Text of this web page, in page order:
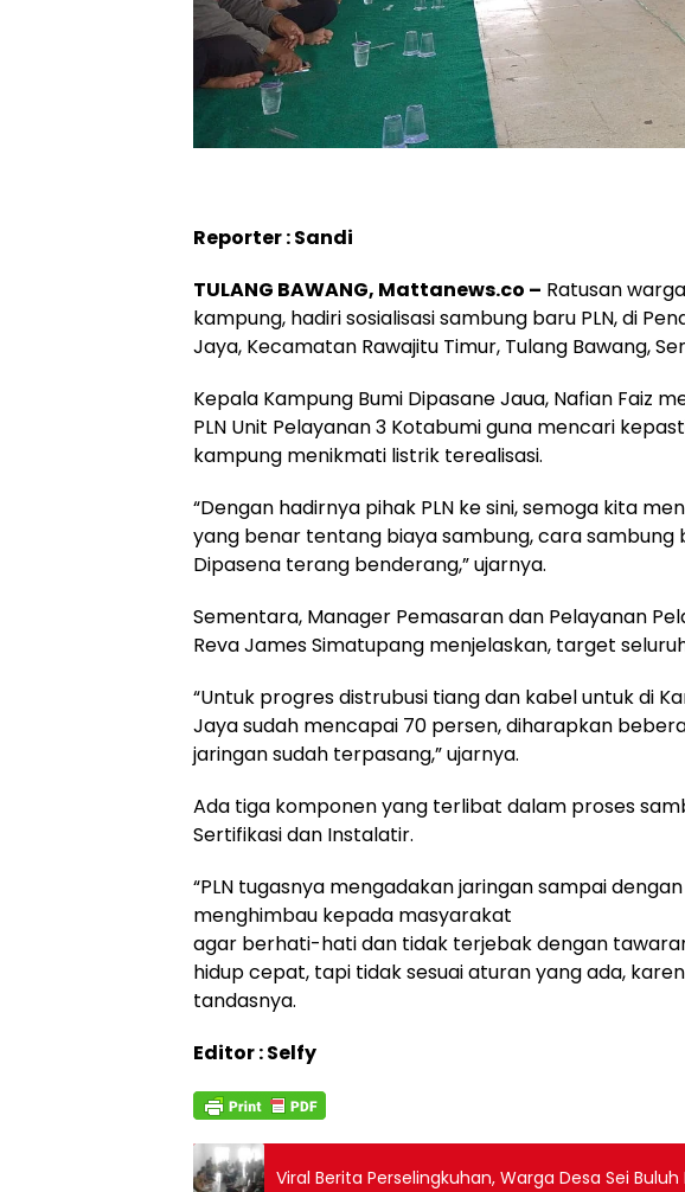
Reporter : Sandi
TULANG BAWANG, Mattanews.co – Ratusan
kampung, hadiri sosialisasi sambung baru PLN, di
Jaya, Kecamatan Rawajitu Timur, Tulang Bawang,
Kepala Kampung Bumi Dipasane Jaua, Nafian Faiz
PLN Unit Pelayanan 3 Kotabumi guna mencari
kampung menikmati listrik terealisasi.
“Dengan hadirnya pihak PLN ke sini, semoga kita
yang benar tentang biaya sambung, cara
Dipasena terang benderang,” ujarnya.
Sementara, Manager Pemasaran dan Pelayanan
Reva James Simatupang menjelaskan, target
“Untuk progres distrubusi tiang dan kabel untuk di
Jaya sudah mencapai 70 persen, diharapkan
jaringan sudah terpasang,” ujarnya.
Ada tiga komponen yang terlibat dalam proses
Sertifikasi dan Instalatir.
“PLN tugasnya mengadakan jaringan sampai
menghimbau kepada masyarakat
agar berhati-hati dan tidak terjebak dengan
hidup cepat, tapi tidak sesuai aturan yang ada,
tandasnya.
Editor : Selfy
Viral Berita Perselingkuhan, Warga Desa Sei